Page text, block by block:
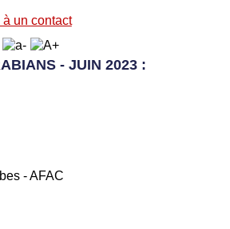
- JUIN 2023 :
- AFAC